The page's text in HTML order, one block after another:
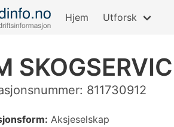
Hjem Utforsk
811730912
Aksjeselskap